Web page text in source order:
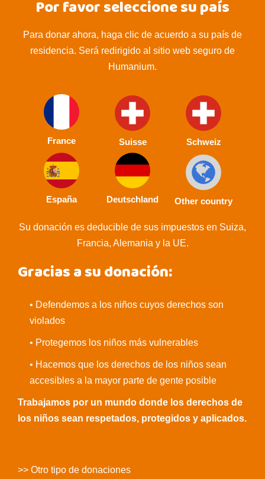
Por favor seleccione su país
Para donar ahora, haga clic de acuerdo a su país de
residencia. Será redirigido al sitio web seguro de
Humanium.
France Suisse Schweiz
España Deutschland Other country
Su donación es deducible de sus impuestos en Suiza,
Francia, Alemania y la UE.
Gracias a su donación:
• Defendemos a los niños cuyos derechos son
violados
• Protegemos los niños más vulnerables
• Hacemos que los derechos de los niños sean
accesibles a la mayor parte de gente posible
Trabajamos por un mundo donde los derechos de
los niños sean respetados, protegidos y aplicados.
>> Otro tipo de donaciones